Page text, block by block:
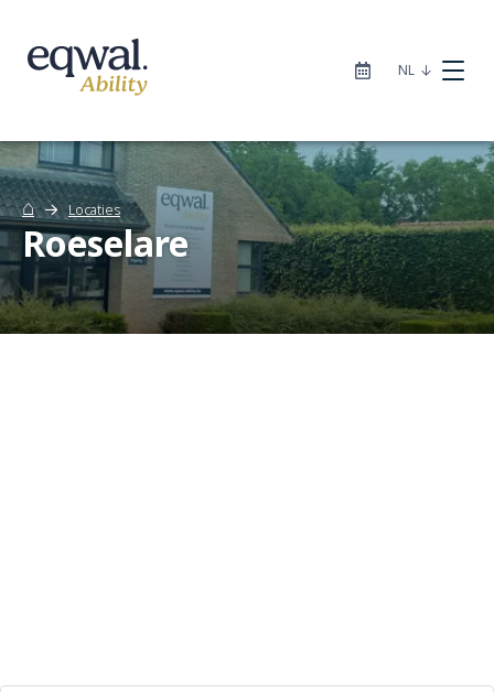
NL
Zorgoplossingen
Catalogus
⌂ Locaties
Roeselare